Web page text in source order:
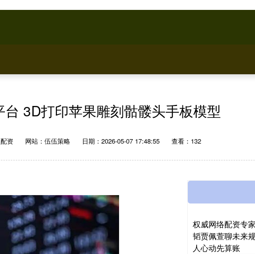
3D打印苹果雕刻骷髅头手板模型
资 网站：伍伍策略 日期：2026-05-07 17:48:55 查看：132
权威网络配资专
韬贾佩萱聊未来
人心动先算账